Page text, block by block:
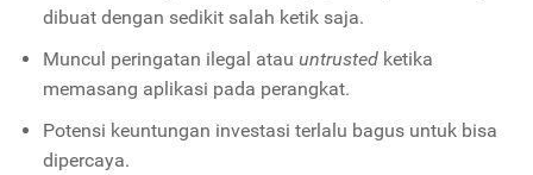
dibuat dengan sedikit salah ketik saja.
Muncul peringatan ilegal atau untrusted ketika
memasang aplikasi pada perangkat.
Potensi keuntungan investasi terlalu bagus untuk bisa
dipercaya.